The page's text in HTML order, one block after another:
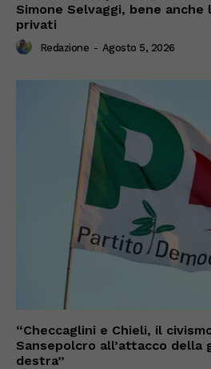
Simone Selvaggi, bene anche
privati
Redazione - Agosto 5, 2026
“Checcaglini e Chieli, il
Sansepolcro all’attacco della
destra”